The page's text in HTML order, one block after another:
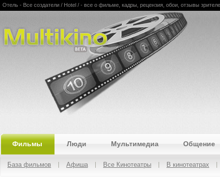
Multikino
Отель - Все создатели / Hotel / - все о фильме, кадры, рецензия, обои, отзывы
Фильмы Люди Мультимедиа Общение
База фильмов Афиша Все Кинотеатры В кинотеатрах